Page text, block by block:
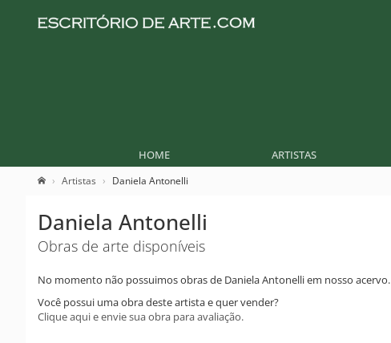
HOME ARTISTAS
Artistas Daniela Antonelli
Daniela Antonelli
Obras de arte disponíveis
No momento não possuimos obras de Daniela Antonelli em nosso acervo.
Você possui uma obra deste artista e quer vender?
Clique aqui e envie sua obra para avaliação.